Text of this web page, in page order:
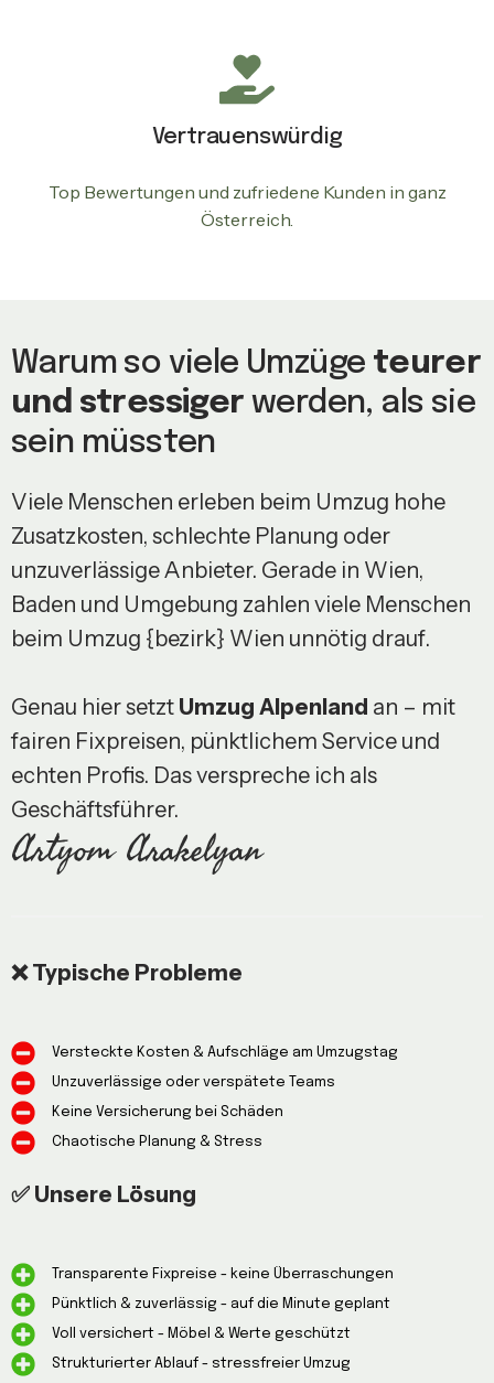
Vertrauenswürdig
Top Bewertungen und zufriedene Kunden in ganz
Österreich.
Warum so viele Umzüge teurer
und stressiger werden, als sie
sein müssten
Viele Menschen erleben beim Umzug hohe
Zusatzkosten, schlechte Planung oder
unzuverlässige Anbieter. Gerade in Wien,
Baden und Umgebung zahlen viele Menschen
beim Umzug {bezirk} Wien unnötig drauf.
Genau hier setzt Umzug Alpenland an – mit
fairen Fixpreisen, pünktlichem Service und
echten Profis. Das verspreche ich als
Geschäftsführer.
Artyom Arakelyan
❌ Typische Probleme
Versteckte Kosten & Aufschläge am Umzugstag
Unzuverlässige oder verspätete Teams
Keine Versicherung bei Schäden
Chaotische Planung & Stress
✅ Unsere Lösung
Transparente Fixpreise - keine Überraschungen
Pünktlich & zuverlässig - auf die Minute geplant
Voll versichert - Möbel & Werte geschützt
Strukturierter Ablauf - stressfreier Umzug